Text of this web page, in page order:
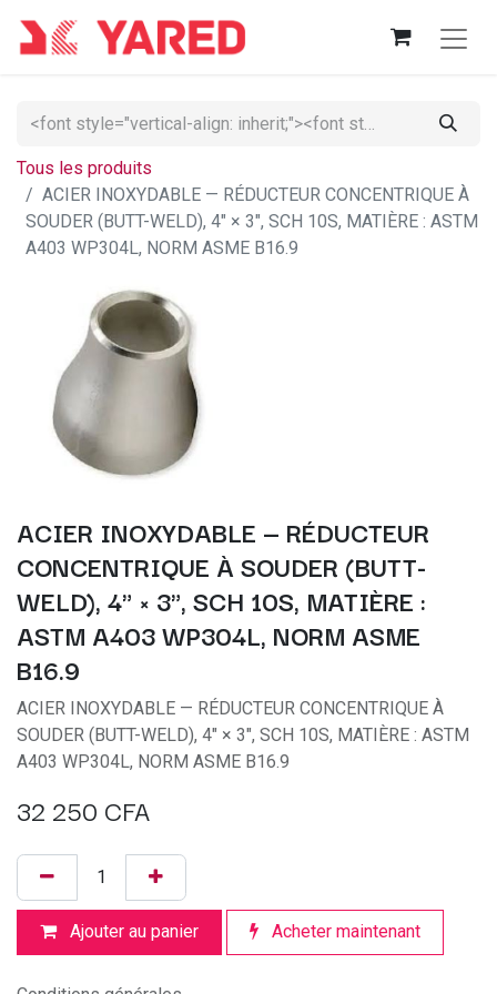
Tous les produits
ACIER INOXYDABLE — RÉDUCTEUR CONCENTRIQUE À
SOUDER (BUTT-WELD), 4" × 3", SCH 10S, MATIÈRE : ASTM
A403 WP304L, NORM ASME B16.9
ACIER INOXYDABLE — RÉDUCTEUR
CONCENTRIQUE À SOUDER (BUTT-
WELD), 4" × 3", SCH 10S, MATIÈRE :
ASTM A403 WP304L, NORM ASME
B16.9
ACIER INOXYDABLE — RÉDUCTEUR CONCENTRIQUE À
SOUDER (BUTT-WELD), 4" × 3", SCH 10S, MATIÈRE : ASTM
A403 WP304L, NORM ASME B16.9
32 250 CFA
Ajouter au panier Acheter maintenant